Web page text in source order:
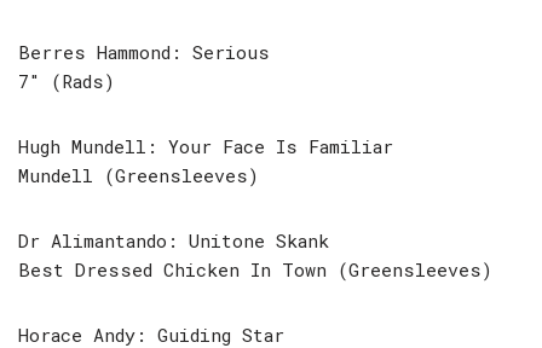
Berres Hammond: Serious
7″ (Rads)
Hugh Mundell: Your Face Is Familiar
Mundell (Greensleeves)
Dr Alimantando: Unitone Skank
Best Dressed Chicken In Town (Greensleeves)
Horace Andy: Guiding Star